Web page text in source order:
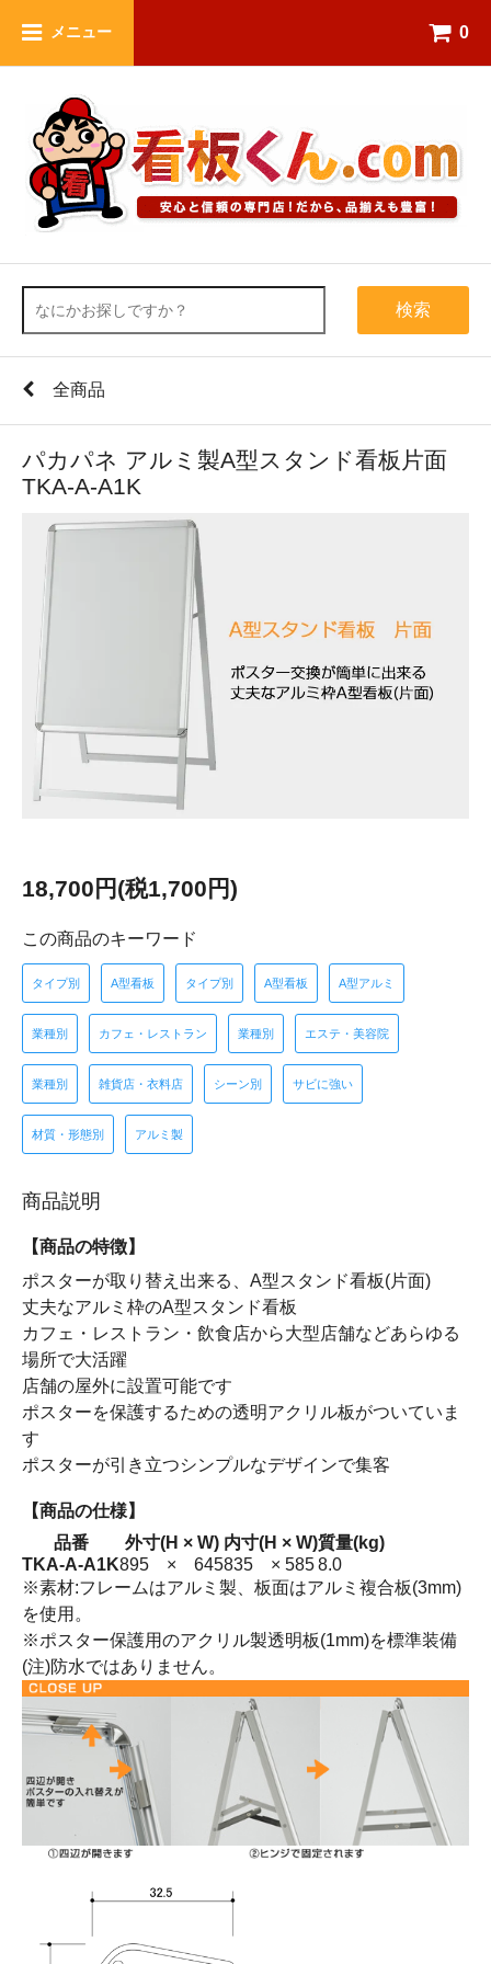
メニュー 0
検索
全商品
パカパネ アルミ製A型スタンド看板片面
TKA-A-A1K
18,700円(税1,700円)
この商品のキーワード
タイプ別 A型看板 タイプ別 A型看板 A型アルミ
業種別 カフェ・レストラン 業種別 エステ・美容院
業種別 雑貨店・衣料店 シーン別 サビに強い
材質・形態別 アルミ製
商品説明
【商品の特徴】
ポスターが取り替え出来る、A型スタンド看板(片面)
丈夫なアルミ枠のA型スタンド看板
カフェ・レストラン・飲食店から大型店舗などあらゆる
場所で大活躍
店舗の屋外に設置可能です
ポスターを保護するための透明アクリル板がついていま
す
ポスターが引き立つシンプルなデザインで集客
【商品の仕様】
品番
外寸(H × W) 内寸(H × W)質量(kg)
TKA-A-A1K895 × 645835 × 5858.0
※素材:フレームはアルミ製、板面はアルミ複合板(3mm)
を使用。
※ポスター保護用のアクリル製透明板(1mm)を標準装備
(注)防水ではありません。